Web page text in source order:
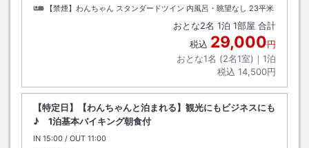
【禁煙】わんちゃん スタンダードツイン 内風呂・眺望なし 23平米
おとな2名 1泊 1部屋 合計
税込 29,000円
おとな1名 (2名1室)｜ 1泊
税込 14,500円
【特定日】【わんちゃんと泊まれる】観光にもビジネスにも
♪ 1泊基本バイキング朝食付
IN チェックイン
15:00 / OUT チェックアウト
11:00